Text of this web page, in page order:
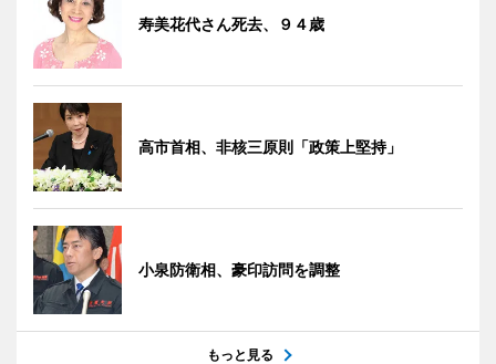
寿美花代さん死去、９４歳
高市首相、非核三原則「政策上堅持」
小泉防衛相、豪印訪問を調整
もっと見る